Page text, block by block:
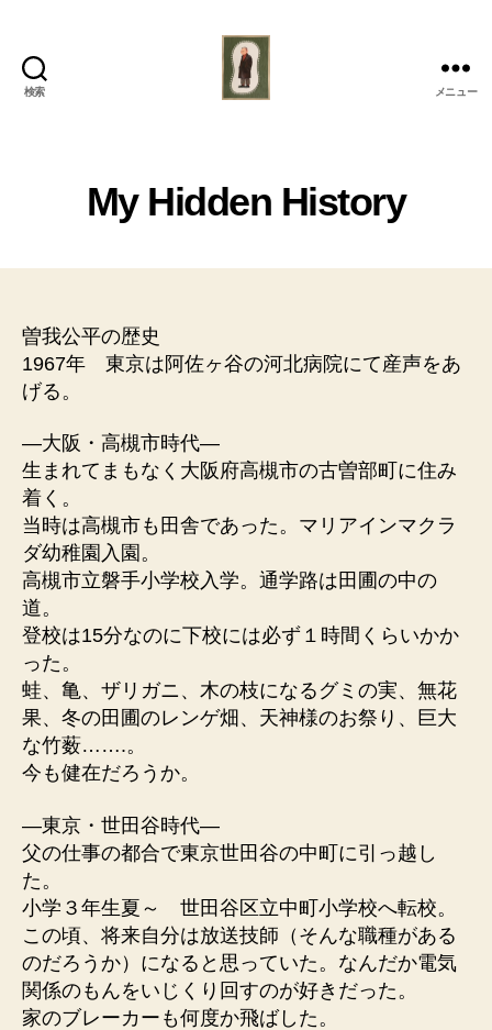
検索
曽
(工
学)
メニュー
My Hidden History
曽我公平の歴史
1967年 東京は阿佐ヶ谷の河北病院にて産声をあ
げる。
—大阪・高槻市時代—
生まれてまもなく大阪府高槻市の古曽部町に住み
着く。
当時は高槻市も田舎であった。マリアインマクラ
ダ幼稚園入園。
高槻市立磐手小学校入学。通学路は田圃の中の
道。
登校は15分なのに下校には必ず１時間くらいかか
った。
蛙、亀、ザリガニ、木の枝になるグミの実、無花
果、冬の田圃のレンゲ畑、天神様のお祭り、巨大
な竹薮…….。
今も健在だろうか。
—東京・世田谷時代—
父の仕事の都合で東京世田谷の中町に引っ越し
た。
小学３年生夏～ 世田谷区立中町小学校へ転校。
この頃、将来自分は放送技師（そんな職種がある
のだろうか）になると思っていた。なんだか電気
関係のもんをいじくり回すのが好きだった。
家のブレーカーも何度か飛ばした。